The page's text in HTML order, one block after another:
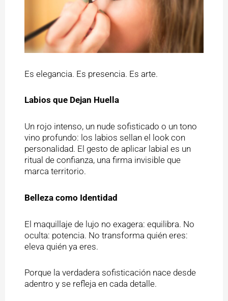
Es elegancia. Es presencia. Es arte.
Labios que Dejan Huella
Un rojo intenso, un nude sofisticado o un tono
vino profundo: los labios sellan el look con
personalidad. El gesto de aplicar labial es un
ritual de confianza, una firma invisible que
marca territorio.
Belleza como Identidad
El maquillaje de lujo no exagera: equilibra. No
oculta: potencia. No transforma quién eres:
eleva quién ya eres.
Porque la verdadera sofisticación nace desde
adentro y se refleja en cada detalle.